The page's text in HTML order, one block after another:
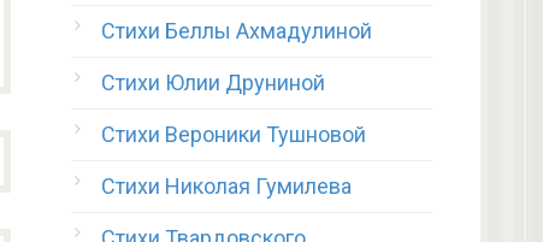
Стихи Беллы Ахмадулиной
Стихи Юлии Друниной
Стихи Вероники Тушновой
Стихи Николая Гумилева